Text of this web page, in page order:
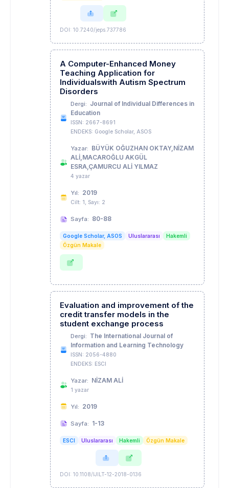
DOI: 10.7240/jeps.737786
A Computer-Enhanced Money
Teaching Application for
Individualswith Autism Spectrum
Disorders
Dergi: Journal of Individual Differences in
Education
ISSN: 2667-8691
ENDEKS: Google Scholar, ASOS
Yazar: BÜYÜK OĞUZHAN OKTAY,NİZAM
ALİ,MACAROĞLU AKGÜL
ESRA,ÇAMURCU ALİ YILMAZ
4 yazar
Yıl: 2019
Cilt: 1, Sayı: 2
Sayfa: 80-88
Google Scholar, ASOS Uluslararası
Hakemli
Özgün Makale
Evaluation and improvement of the
credit transfer models in the
student exchange process
Dergi: The International Journal of
Information and Learning Technology
ISSN: 2056-4880
ENDEKS: ESCI
Yazar: NİZAM ALİ
1 yazar
Yıl: 2019
Sayfa: 1-13
ESCI Uluslararası Hakemli Özgün Makale
DOI: 10.1108/IJILT-12-2018-0136